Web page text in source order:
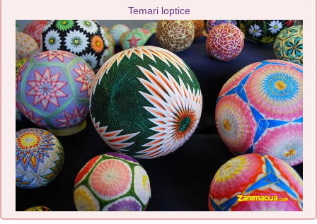
Temari loptice